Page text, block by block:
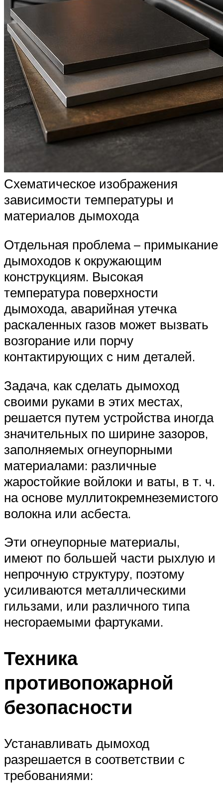
Схематическое изображения
зависимости температуры и
материалов дымохода
Отдельная проблема – примыкание
дымоходов к окружающим
конструкциям. Высокая
температура поверхности
дымохода, аварийная утечка
раскаленных газов может вызвать
возгорание или порчу
контактирующих с ним деталей.
Задача, как сделать дымоход
своими руками в этих местах,
решается путем устройства иногда
значительных по ширине зазоров,
заполняемых огнеупорными
материалами: различные
жаростойкие войлоки и ваты, в т. ч.
на основе муллитокремнеземистого
волокна или асбеста.
Эти огнеупорные материалы,
имеют по большей части рыхлую и
непрочную структуру, поэтому
усиливаются металлическими
гильзами, или различного типа
несгораемыми фартуками.
Техника
противопожарной
безопасности
Устанавливать дымоход
разрешается в соответствии с
требованиями: